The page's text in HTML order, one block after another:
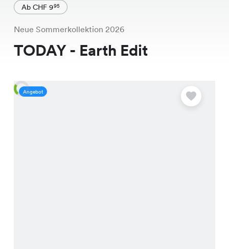
Ab CHF 995
Neue Sommerkollektion 2026
TODAY - Earth Edit
Angebot